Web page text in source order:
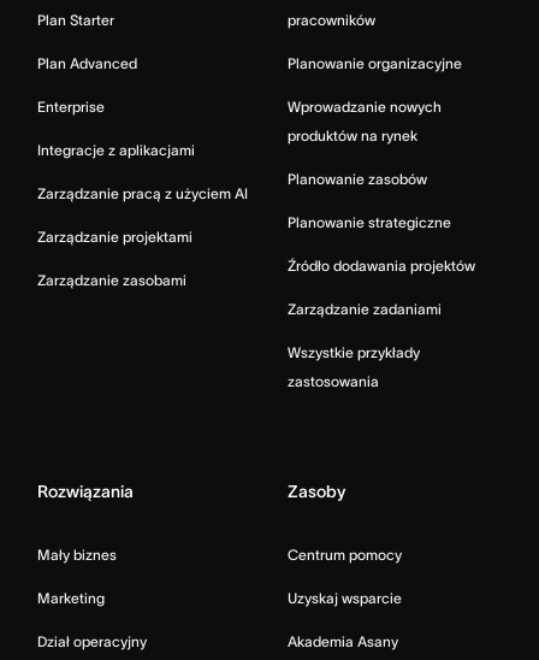
Plan Starter
Plan Advanced
Enterprise
Integracje z aplikacjami
Zarządzanie pracą z użyciem AI
Zarządzanie projektami
Zarządzanie zasobami
pracowników
Planowanie organizacyjne
Wprowadzanie nowych
produktów na rynek
Planowanie zasobów
Planowanie strategiczne
Źródło dodawania projektów
Zarządzanie zadaniami
Wszystkie przykłady
zastosowania
Rozwiązania
Mały biznes
Marketing
Dział operacyjny
Zasoby
Centrum pomocy
Uzyskaj wsparcie
Akademia Asany